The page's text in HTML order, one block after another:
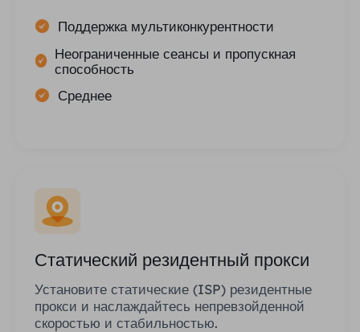
Поддержка мультиконкурентности
Неограниченные сеансы и пропускная
способность
Среднее
Статический резидентный прокси
Установите статические (ISP) резидентные
прокси и наслаждайтесь непревзойденной
скоростью и стабильностью.